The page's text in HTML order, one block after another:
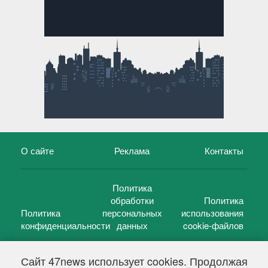
Сайт 47news использует cookies. Продолжая
О сайте Реклама Контакты
Политика
конфиденциальности
Политика
обработки
персональных
данных
Политика
использования
cookie-файлов